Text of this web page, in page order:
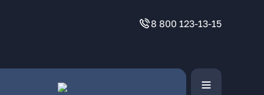
8 800 123-13-15